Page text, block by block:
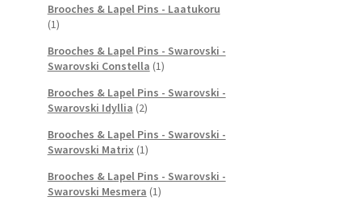
Brooches & Lapel Pins - Laatukoru
(1)
Brooches & Lapel Pins - Swarovski -
Swarovski Constella (1)
Brooches & Lapel Pins - Swarovski -
Swarovski Idyllia (2)
Brooches & Lapel Pins - Swarovski -
Swarovski Matrix (1)
Brooches & Lapel Pins - Swarovski -
Swarovski Mesmera (1)